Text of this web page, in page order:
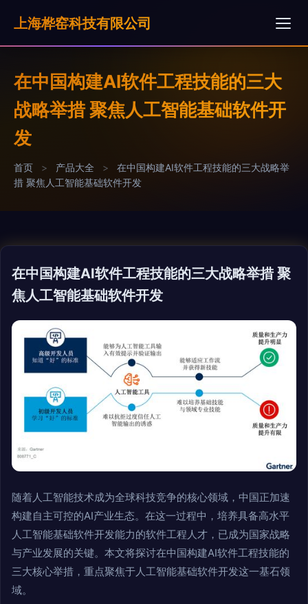
上海桦窑科技有限公司
在中国构建AI软件工程技能的三大
战略举措 聚焦人工智能基础软件开
发
首页 > 产品大全 >
在中国构建AI软件工程技能的三大战略举
措 聚焦人工智能基础软件开发
在中国构建AI软件工程技能的三大战略举措 聚
焦人工智能基础软件开发
随着人工智能技术成为全球科技竞争的核心领域，中国正加速
构建自主可控的AI产业生态。在这一过程中，培养具备高水平
人工智能基础软件开发能力的软件工程人才，已成为国家战略
与产业发展的关键。本文将探讨在中国构建AI软件工程技能的
三大核心举措，重点聚焦于人工智能基础软件开发这一基石领
域。